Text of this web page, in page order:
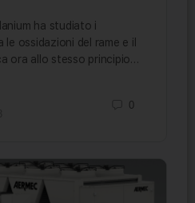
ha studiato i
ossidazioni del rame e il
ora allo stesso principio…
0